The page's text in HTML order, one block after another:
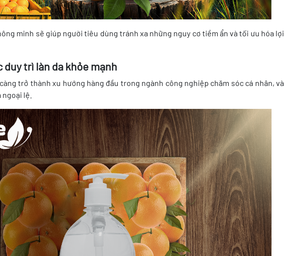
minh sẽ giúp người tiêu dùng tránh xa những nguy cơ tiềm ẩn và tối ưu hóa lợi
duy trì làn da khỏe mạnh
trở thành xu hướng hàng đầu trong ngành công nghiệp chăm sóc cá nhân, và
lệ.